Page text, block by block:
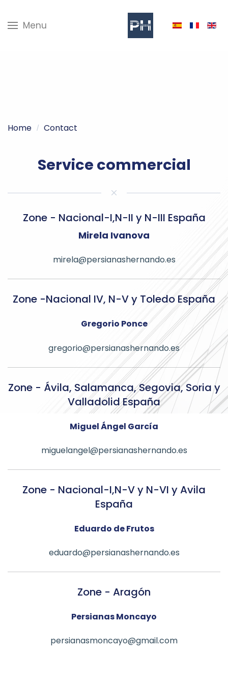
Menu
Home Contact
Service commercial
Zone - Nacional-I,N-II y N-III España
Mirela Ivanova
mirela@persianashernando.es
Zone -Nacional IV, N-V y Toledo España
Gregorio Ponce
gregorio@persianashernando.es
Zone - Ávila, Salamanca, Segovia, Soria y
Valladolid España
Miguel Ángel García
miguelangel@persianashernando.es
Zone - Nacional-I,N-V y N-VI y Avila
España
Eduardo de Frutos
eduardo@persianashernando.es
Zone - Aragón
Persianas Moncayo
persianasmoncayo@gmail.com